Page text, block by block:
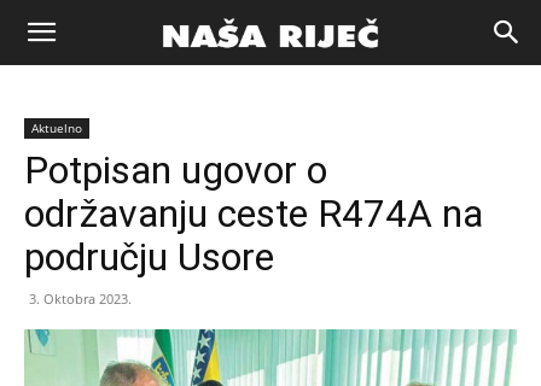
Naša
riječ
Aktuelno
Potpisan ugovor o
održavanju ceste R474A na
području Usore
3. Oktobra 2023.